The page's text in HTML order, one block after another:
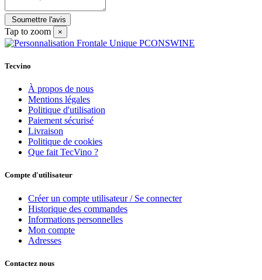
Tap to zoom ×
Tecvino
À propos de nous
Mentions légales
Politique d'utilisation
Paiement sécurisé
Livraison
Politique de cookies
Que fait TecVino ?
Compte d'utilisateur
Créer un compte utilisateur / Se connecter
Historique des commandes
Informations personnelles
Mon compte
Adresses
Contactez nous